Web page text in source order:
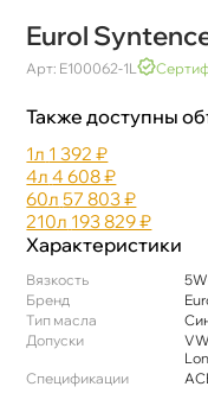
Eurol
Арт: E100062-1L
Также доступны
1л 1 392 ₽
4л 4 608 ₽
60л 57 803 ₽
210л 193 829 ₽
Характеристики
язкость
Бренд
Тип масла
Допуски
Спецификации